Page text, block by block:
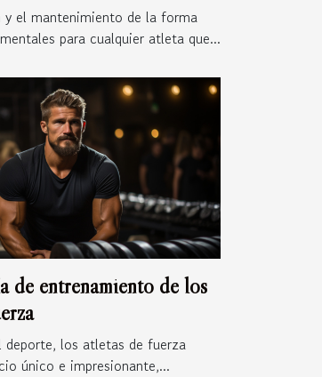
y el mantenimiento de la forma
para cualquier atleta que...
de entrenamiento de los
deporte, los atletas de fuerza
único e impresionante,...